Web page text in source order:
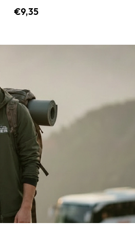
€9,35